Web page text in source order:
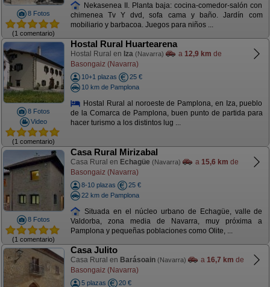
8 Fotos
(1 comentario)
Nekasenea II. Planta baja: cocina-comedor-salón con
chimenea Tv Y dvd, sofa cama y baño. Jardín com
mobiliario y barbacoa. Juegos para niños ...
8 Fotos
Video
(1 comentario)
Hostal Rural Huartearena
Hostal Rural en Iza (Navarra) a 12,9 km de
Basongaiz (Navarra)
10+1 plazas
25 €
10 km de Pamplona
Hostal Rural al noroeste de Pamplona, en Iza, pueblo
de la Comarca de Pamplona, buen punto de partida para
hacer turismo a los distintos lug ...
8 Fotos
(1 comentario)
Casa Rural Mirizabal
Casa Rural en Echagüe (Navarra) a 15,6 km de
Basongaiz (Navarra)
8-10 plazas
25 €
22 km de Pamplona
Situada en el núcleo urbano de Echagüe, valle de
Valdorba, zona media de Navarra, muy próxima a
Pamplona y pequeñas poblaciones como Olite, ...
Casa Julito
Casa Rural en Barásoain (Navarra) a 16,7 km de
Basongaiz (Navarra)
5 plazas
20 €